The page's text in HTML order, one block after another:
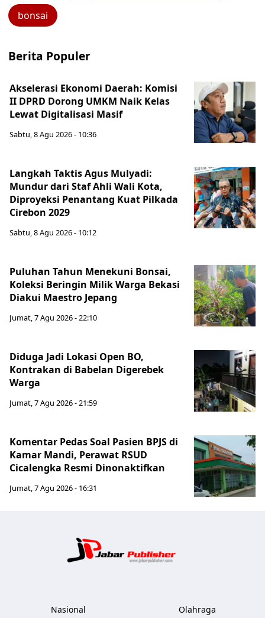
bonsai
Berita Populer
Akselerasi Ekonomi Daerah: Komisi
II DPRD Dorong UMKM Naik Kelas
Lewat Digitalisasi Masif
Sabtu, 8 Agu 2026 - 10:36
Langkah Taktis Agus Mulyadi:
Mundur dari Staf Ahli Wali Kota,
Diproyeksi Penantang Kuat Pilkada
Cirebon 2029
Sabtu, 8 Agu 2026 - 10:12
Puluhan Tahun Menekuni Bonsai,
Koleksi Beringin Milik Warga Bekasi
Diakui Maestro Jepang
Jumat, 7 Agu 2026 - 22:10
Diduga Jadi Lokasi Open BO,
Kontrakan di Babelan Digerebek
Warga
Jumat, 7 Agu 2026 - 21:59
Komentar Pedas Soal Pasien BPJS di
Kamar Mandi, Perawat RSUD
Cicalengka Resmi Dinonaktifkan
Jumat, 7 Agu 2026 - 16:31
Nasional Olahraga